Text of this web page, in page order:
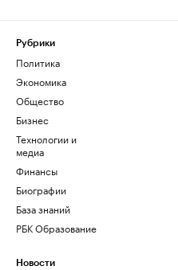
Рубрики
Политика
Экономика
Общество
Бизнес
Технологии и
медиа
Финансы
Биографии
База знаний
РБК Образование
Новости